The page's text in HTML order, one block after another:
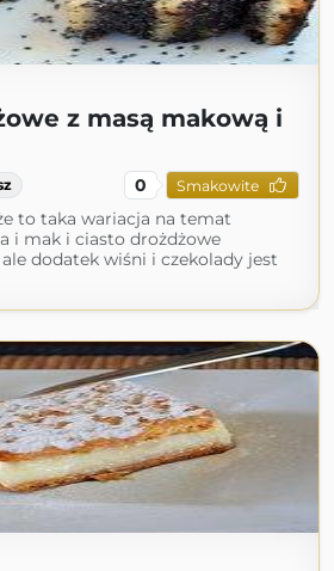
z masą makową i
0 Smakowite
to taka wariacja na temat
i mak i ciasto drożdżowe
dodatek wiśni i czekolady jest